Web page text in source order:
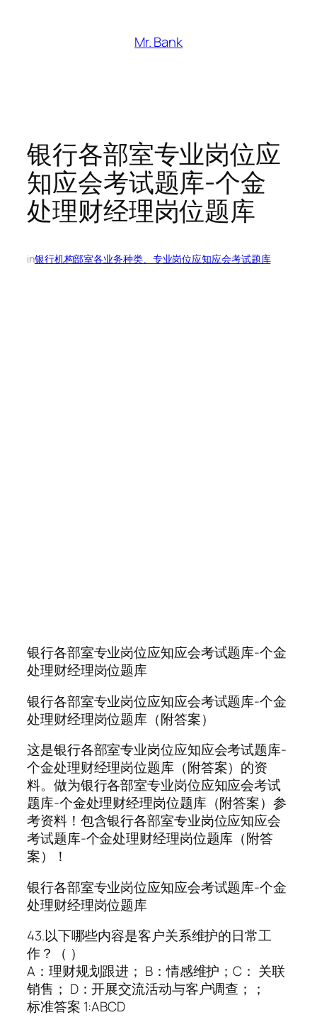
Mr. Bank
银行各部室专业岗位应
知应会考试题库-个金
处理财经理岗位题库
in银行机构部室各业务种类、专业岗位应知应会考试题库
银行各部室专业岗位应知应会考试题库-个金
处理财经理岗位题库
银行各部室专业岗位应知应会考试题库-个金
处理财经理岗位题库（附答案）
这是银行各部室专业岗位应知应会考试题库-
个金处理财经理岗位题库（附答案）的资
料。做为银行各部室专业岗位应知应会考试
题库-个金处理财经理岗位题库（附答案）参
考资料！包含银行各部室专业岗位应知应会
考试题库-个金处理财经理岗位题库（附答
案）！
银行各部室专业岗位应知应会考试题库-个金
处理财经理岗位题库
43.以下哪些内容是客户关系维护的日常工
作？（ ）
A：理财规划跟进； B：情感维护；C： 关联
销售； D：开展交流活动与客户调查；；
标准答案 1:ABCD